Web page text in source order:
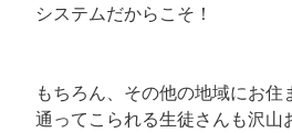
システムだからこそ！
もちろん、その他の地域にお住
通ってこられる生徒さんも沢山